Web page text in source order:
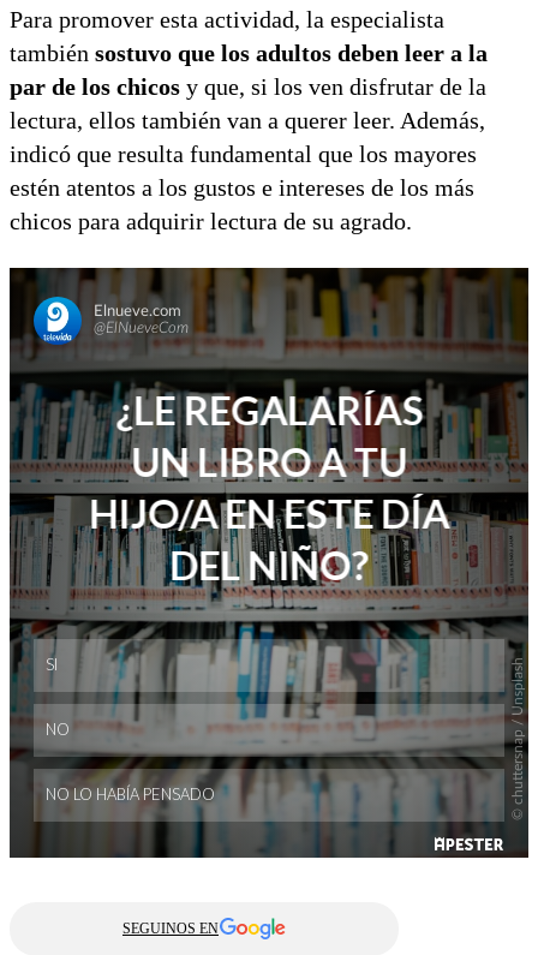
Para promover esta actividad, la especialista
también sostuvo que los adultos deben leer a la
par de los chicos y que, si los ven disfrutar de la
lectura, ellos también van a querer leer. Además,
indicó que resulta fundamental que los mayores
estén atentos a los gustos e intereses de los más
chicos para adquirir lectura de su agrado.
SEGUINOS EN